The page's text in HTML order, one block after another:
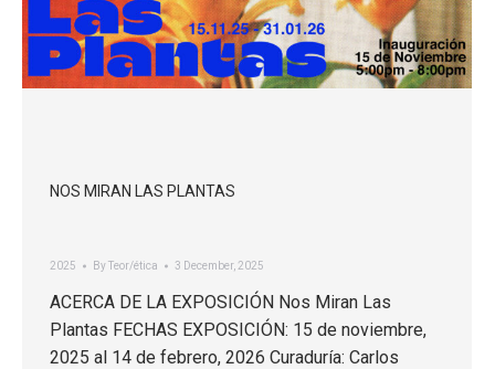
NOS MIRAN LAS PLANTAS
2025 ByTeor/ética 3 December, 2025
ACERCA DE LA EXPOSICIÓN Nos Miran Las
Plantas FECHAS EXPOSICIÓN: 15 de noviembre,
2025 al 14 de febrero, 2026 Curaduría: Carlos